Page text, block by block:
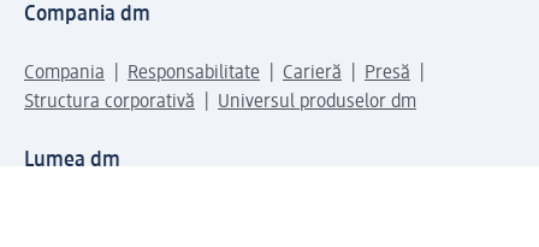
Compania dm
Compania Responsabilitate Carieră
Presă
Structura corporativă
Universul produselor dm
Lumea dm